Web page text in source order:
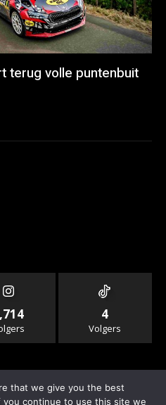
terug volle puntenbuit
4
Volgers
that we give you the best
continue to use this site we